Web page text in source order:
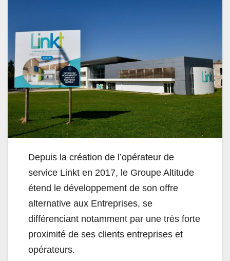
Depuis la création de l’opérateur de
service Linkt en 2017, le Groupe Altitude
étend le développement de son offre
alternative aux Entreprises, se
différenciant notamment par une très forte
proximité de ses clients entreprises et
opérateurs.